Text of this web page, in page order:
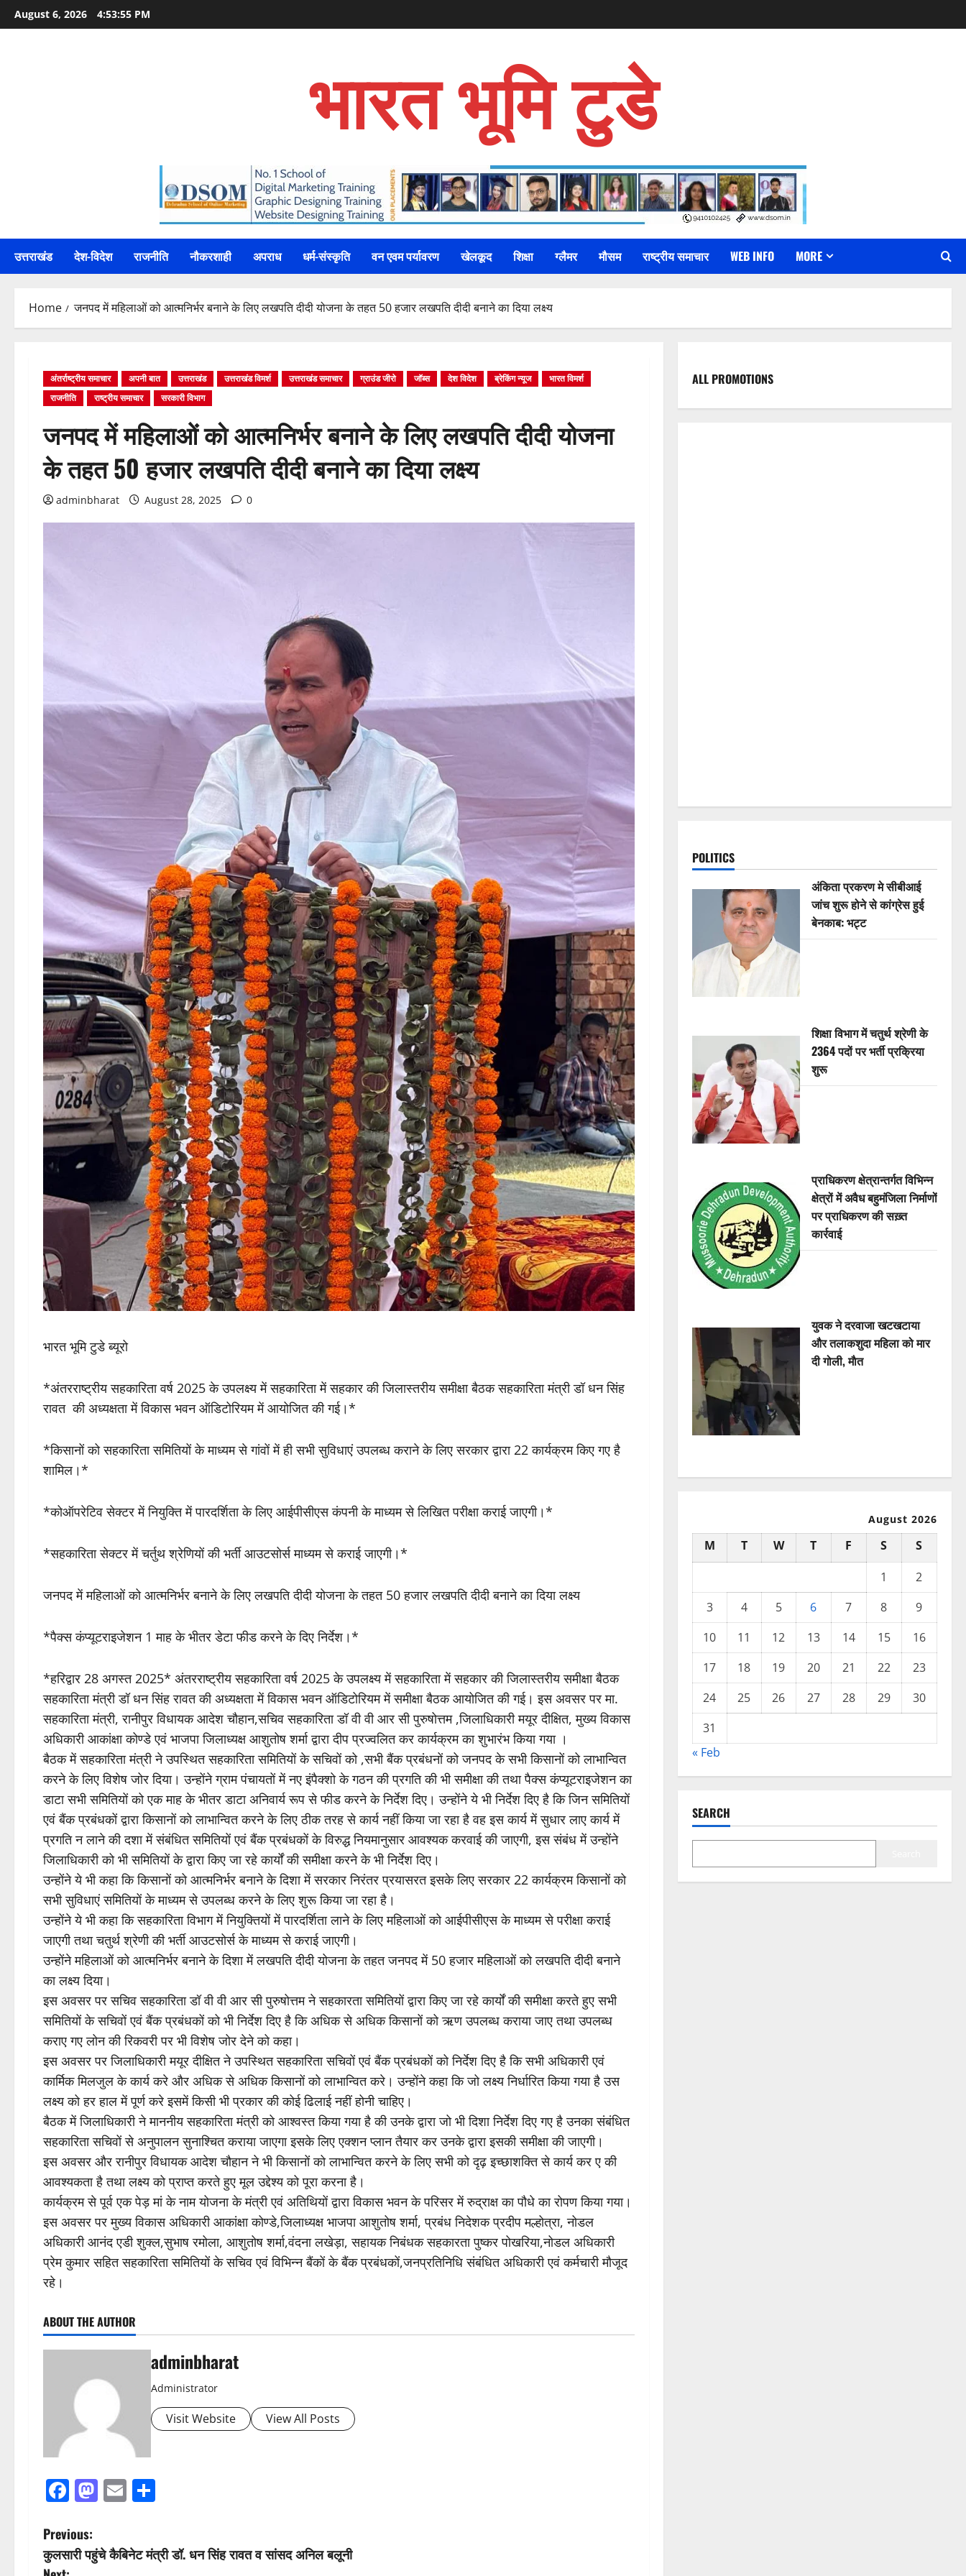
Skip
to
August 6, 2026 4:53:56 PM
भारत भूमि टुडे
उत्तराखंड देश-विदेश राजनीति नौकरशाही अपराध धर्म-संस्कृति वन एवम पर्यावरण खेलकूद शिक्षा ग्लैमर मौसम राष्ट्रीय समाचार WEB INFO MORE
Home जनपद में महिलाओं को आत्मनिर्भर बनाने के लिए लखपति दीदी योजना के तहत 50 हजार लखपति दीदी बनाने का दिया लक्ष्य
अंतर्राष्ट्रीय समाचार अपनी बात उत्तराखंड उत्तराखंड विमर्श उत्तराखंड समाचार ग्राउंड जीरो जॉब्स देश विदेश ब्रेकिंग न्यूज
भारत विमर्श
राजनीति
राष्ट्रीय समाचार सरकारी विभाग
जनपद में महिलाओं को आत्मनिर्भर बनाने के लिए लखपति दीदी योजना
के तहत 50 हजार लखपति दीदी बनाने का दिया लक्ष्य
adminbharat August 28, 2025 0
भारत भूमि टुडे ब्यूरो
*अंतरराष्ट्रीय सहकारिता वर्ष 2025 के उपलक्ष्य में सहकारिता में सहकार की जिलास्तरीय समीक्षा बैठक सहकारिता मंत्री डॉ धन सिंह
रावत की अध्यक्षता में विकास भवन ऑडिटोरियम में आयोजित की गई।*
*किसानों को सहकारिता समितियों के माध्यम से गांवों में ही सभी सुविधाएं उपलब्ध कराने के लिए सरकार द्वारा 22 कार्यक्रम किए गए है
शामिल।*
*कोऑपरेटिव सेक्टर में नियुक्ति में पारदर्शिता के लिए आईपीसीएस कंपनी के माध्यम से लिखित परीक्षा कराई जाएगी।*
*सहकारिता सेक्टर में चर्तुथ श्रेणियों की भर्ती आउटसोर्स माध्यम से कराई जाएगी।*
जनपद में महिलाओं को आत्मनिर्भर बनाने के लिए लखपति दीदी योजना के तहत 50 हजार लखपति दीदी बनाने का दिया लक्ष्य
*पैक्स कंप्यूटराइजेशन 1 माह के भीतर डेटा फीड करने के दिए निर्देश।*
*हरिद्वार 28 अगस्त 2025* अंतरराष्ट्रीय सहकारिता वर्ष 2025 के उपलक्ष्य में सहकारिता में सहकार की जिलास्तरीय समीक्षा बैठक
सहकारिता मंत्री डॉ धन सिंह रावत की अध्यक्षता में विकास भवन ऑडिटोरियम में समीक्षा बैठक आयोजित की गई। इस अवसर पर मा.
सहकारिता मंत्री, रानीपुर विधायक आदेश चौहान,सचिव सहकारिता डॉ वी वी आर सी पुरुषोत्तम ,जिलाधिकारी मयूर दीक्षित, मुख्य विकास
अधिकारी आकांक्षा कोण्डे एवं भाजपा जिलाध्यक्ष आशुतोष शर्मा द्वारा दीप प्रज्वलित कर कार्यक्रम का शुभारंभ किया गया ।
बैठक में सहकारिता मंत्री ने उपस्थित सहकारिता समितियों के सचिवों को ,सभी बैंक प्रबंधनों को जनपद के सभी किसानों को लाभान्वित
करने के लिए विशेष जोर दिया। उन्होंने ग्राम पंचायतों में नए इंपैक्शो के गठन की प्रगति की भी समीक्षा की तथा पैक्स कंप्यूटराइजेशन का
डाटा सभी समितियों को एक माह के भीतर डाटा अनिवार्य रूप से फीड करने के निर्देश दिए। उन्होंने ये भी निर्देश दिए है कि जिन समितियों
एवं बैंक प्रबंधकों द्वारा किसानों को लाभान्वित करने के लिए ठीक तरह से कार्य नहीं किया जा रहा है वह इस कार्य में सुधार लाए कार्य में
प्रगति न लाने की दशा में संबंधित समितियों एवं बैंक प्रबंधकों के विरुद्ध नियमानुसार आवश्यक करवाई की जाएगी, इस संबंध में उन्होंने
जिलाधिकारी को भी समितियों के द्वारा किए जा रहे कार्यों की समीक्षा करने के भी निर्देश दिए।
उन्होंने ये भी कहा कि किसानों को आत्मनिर्भर बनाने के दिशा में सरकार निरंतर प्रयासरत इसके लिए सरकार 22 कार्यक्रम किसानों को
सभी सुविधाएं समितियों के माध्यम से उपलब्ध करने के लिए शुरू किया जा रहा है।
उन्होंने ये भी कहा कि सहकारिता विभाग में नियुक्तियों में पारदर्शिता लाने के लिए महिलाओं को आईपीसीएस के माध्यम से परीक्षा कराई
जाएगी तथा चतुर्थ श्रेणी की भर्ती आउटसोर्स के माध्यम से कराई जाएगी।
उन्होंने महिलाओं को आत्मनिर्भर बनाने के दिशा में लखपति दीदी योजना के तहत जनपद में 50 हजार महिलाओं को लखपति दीदी बनाने
का लक्ष्य दिया।
इस अवसर पर सचिव सहकारिता डॉ वी वी आर सी पुरुषोत्तम ने सहकारता समितियों द्वारा किए जा रहे कार्यों की समीक्षा करते हुए सभी
समितियों के सचिवों एवं बैंक प्रबंधकों को भी निर्देश दिए है कि अधिक से अधिक किसानों को ऋण उपलब्ध कराया जाए तथा उपलब्ध
कराए गए लोन की रिकवरी पर भी विशेष जोर देने को कहा।
इस अवसर पर जिलाधिकारी मयूर दीक्षित ने उपस्थित सहकारिता सचिवों एवं बैंक प्रबंधकों को निर्देश दिए है कि सभी अधिकारी एवं
कार्मिक मिलजुल के कार्य करे और अधिक से अधिक किसानों को लाभान्वित करे। उन्होंने कहा कि जो लक्ष्य निर्धारित किया गया है उस
लक्ष्य को हर हाल में पूर्ण करे इसमें किसी भी प्रकार की कोई ढिलाई नहीं होनी चाहिए।
बैठक में जिलाधिकारी ने माननीय सहकारिता मंत्री को आश्वस्त किया गया है की उनके द्वारा जो भी दिशा निर्देश दिए गए है उनका संबंधित
सहकारिता सचिवों से अनुपालन सुनाश्चित कराया जाएगा इसके लिए एक्शन प्लान तैयार कर उनके द्वारा इसकी समीक्षा की जाएगी।
इस अवसर और रानीपुर विधायक आदेश चौहान ने भी किसानों को लाभान्वित करने के लिए सभी को दृढ़ इच्छाशक्ति से कार्य कर ए की
आवश्यकता है तथा लक्ष्य को प्राप्त करते हुए मूल उद्देश्य को पूरा करना है।
कार्यक्रम से पूर्व एक पेड़ मां के नाम योजना के मंत्री एवं अतिथियों द्वारा विकास भवन के परिसर में रुद्राक्ष का पौधे का रोपण किया गया।
इस अवसर पर मुख्य विकास अधिकारी आकांक्षा कोण्डे,जिलाध्यक्ष भाजपा आशुतोष शर्मा, प्रबंध निदेशक प्रदीप मल्होत्रा, नोडल
अधिकारी आनंद एडी शुक्ल,सुभाष रमोला, आशुतोष शर्मा,वंदना लखेड़ा, सहायक निबंधक सहकारता पुष्कर पोखरिया,नोडल अधिकारी
प्रेम कुमार सहित सहकारिता समितियों के सचिव एवं विभिन्न बैंकों के बैंक प्रबंधकों,जनप्रतिनिधि संबंधित अधिकारी एवं कर्मचारी मौजूद
रहे।
ABOUT THE AUTHOR
adminbharat
Administrator
Visit Website View All Posts
Facebook
Mastodon
Email
P
o
Previous:
कुलसारी पहुंचे कैबिनेट मंत्री डॉ. धन सिंह रावत व सांसद अनिल बलूनी
ALL PROMOTIONS
POLITICS
अंकिता प्रकरण मे सीबीआई
जांच शुरू होने से कांग्रेस हुई
बेनकाब: भट्ट
शिक्षा विभाग में चतुर्थ श्रेणी के
2364 पदों पर भर्ती प्रक्रिया
शुरू
प्राधिकरण क्षेत्रान्तर्गत विभिन्न
क्षेत्रों में अवैध बहुमंजिला निर्माणों
पर प्राधिकरण की सख़्त
कार्रवाई
युवक ने दरवाजा खटखटाया
और तलाकशुदा महिला को मार
दी गोली, माैत
August 2026
M T W T F S
S
1
2
3
4 5 6 7 8
9
10
11 12 13 14 15
16
17
18 19 20 21 22
23
24
25 26 27 28 29
30
31
« Feb
SEARCH